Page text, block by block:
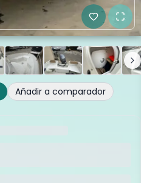
Añadir a comparador